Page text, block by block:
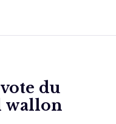
du
wallon